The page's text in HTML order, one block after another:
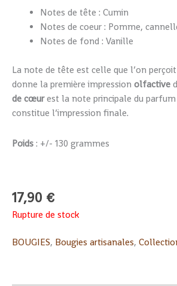
Notes de tête : Cumin
Notes de coeur : Pomme,
Notes de fond : Vanille
La note de tête est celle que l’on
donne la première impression olfactive
de cœurest la note principale du
constitue l’impression finale.
Poids : +/- 130 grammes
17,90 €
Rupture de stock
BOUGIES, Bougies artisanales,